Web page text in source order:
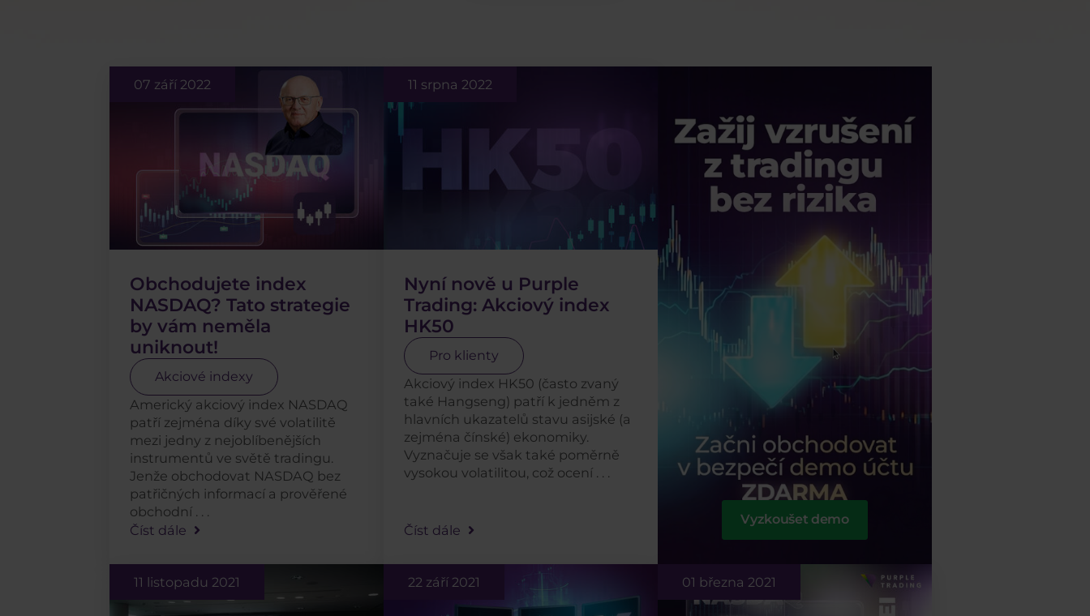
07 září 2022
Obchodujete index
NASDAQ? Tato strategie
by vám neměla
uniknout!
Akciové indexy
Americký akciový index NASDAQ
patří zejména díky své volatilitě
mezi jedny z nejoblíbenějších
instrumentů ve světě tradingu.
Jenže obchodovat NASDAQ bez
patřičných informací a prověřené
obchodní . . .
Číst dále
11 srpna 2022
Nyní nově u Purple
Trading: Akciový index
HK50
Pro klienty
Akciový index HK50 (často zvaný
také Hangseng) patří k jedněm z
hlavních ukazatelů stavu asijské (a
zejména čínské) ekonomiky.
Vyznačuje se však také poměrně
vysokou volatilitou, což ocení . . .
Číst dále
Vyzkoušet demo
11 listopadu 2021 22 září 2021 01 března 2021